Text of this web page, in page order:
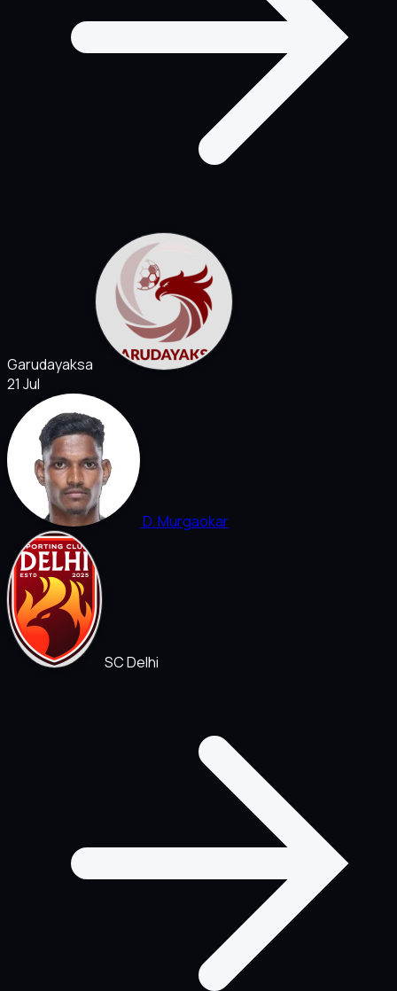
Garudayaksa
21 Jul
D. Murgaokar
SC Delhi